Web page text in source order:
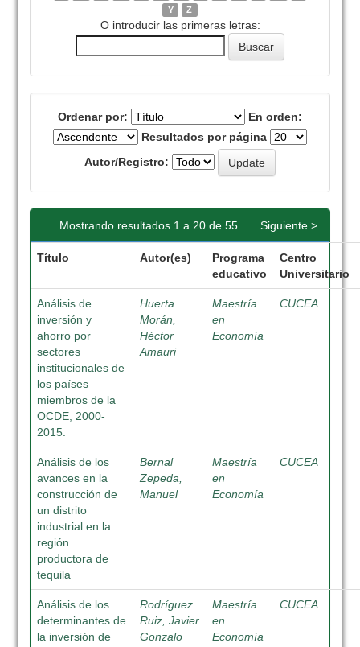
Y
Z
O introducir las primeras letras:
Ordenar por:
En orden:
Resultados por página
Autor/Registro:
Mostrando resultados 1 a 20 de 55 Siguiente >
Título Autor(es)
Programa
educativo
Centro
Universitario
Análisis de
inversión y
ahorro por
sectores
institucionales de
los países
miembros de la
OCDE, 2000-
2015.
Huerta
Morán,
Héctor
Amauri
Maestría
en
Economía
CUCEA
Análisis de los
avances en la
construcción de
un distrito
industrial en la
región
productora de
tequila
Bernal
Zepeda,
Manuel
Maestría
en
Economía
CUCEA
Análisis de los
determinantes de
la inversión de
Rodríguez
Ruiz, Javier
Gonzalo
Maestría
en
Economía
CUCEA